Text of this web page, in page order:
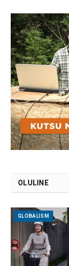
OLULINE
GLOBALISM